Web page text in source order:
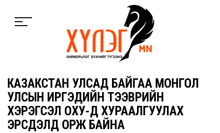
КАЗАКСТАН УЛСАД БАЙГАА МОНГОЛ
УЛСЫН ИРГЭДИЙН ТЭЭВРИЙН
ХЭРЭГСЭЛ ОХУ-Д ХУРААЛГУУЛАХ
ЭРСДЭЛД ОРЖ БАЙНА